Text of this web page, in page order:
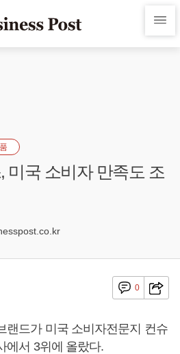
미국 소비자 만족도 조
0
랜드가 미국 소비자전문지 컨슈
에서 3위에 올랐다.